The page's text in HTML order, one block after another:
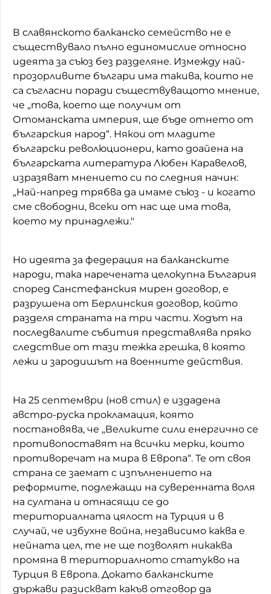
В славянското балканско семейство не е
съществувало пълно единомислие относно
идеята за съюз без разделяне. Измежду най-
прозорливите българи има такива, които не
са съгласни поради съществуващото мнение,
че „това, което ще получим от
Отоманската империя, ще бъде отнето от
българския народ“. Някои от младите
български революционери, като доайена на
българската литература Любен Каравелов,
изразяват мнението си по следния начин:
„Най-напред трябва да имаме съюз - и когато
сме свободни, всеки от нас ще има това,
което му принадлежи."
Но идеята за федерация на балканските
народи, така наречената целокупна България
според Санстефанския мирен договор, е
разрушена от Берлинския договор, който
разделя страната на три части. Ходът на
последвалите събития представлява пряко
следствие от тази тежка грешка, в която
лежи и зародишът на военните действия.
На 25 септември (нов стил) е издадена
австро-руска прокламация, която
постановява, че „Великите сили енергично се
противопоставят на всички мерки, които
противоречат на мира в Европа“. Те от своя
страна се заемат с изпълнението на
реформите, подлежащи на суверенната воля
на султана и отнасящи се до
териториалната цялост на Турция и в
случай, че избухне война, независимо каква е
нейната цел, те не ще позволят никаква
промяна в териториалното статукво на
Турция в Европа. Докато балканските
държави разискват какъв отговор да